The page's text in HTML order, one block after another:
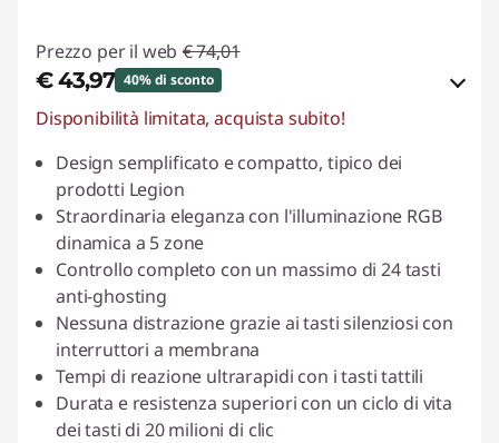
Prezzo per il web € 74,01
€ 43,97 40% di sconto
Risparmi eCoupon :-€ 30,04
Usa il coupon :LUGLIO
Disponibilità limitata, acquista subito!
Design semplificato e compatto, tipico dei
prodotti Legion
Straordinaria eleganza con l'illuminazione RGB
dinamica a 5 zone
Controllo completo con un massimo di 24 tasti
anti-ghosting
Nessuna distrazione grazie ai tasti silenziosi con
interruttori a membrana
Tempi di reazione ultrarapidi con i tasti tattili
Durata e resistenza superiori con un ciclo di vita
dei tasti di 20 milioni di clic